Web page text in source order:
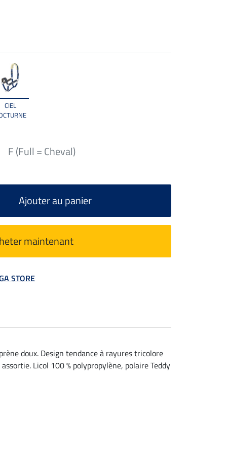
CIEL
F (Full = Cheval)
Ajouter au panier
maintenant
STORE
doux. Design tendance à rayures tricolore
Licol 100 % polypropylène, polaire Teddy